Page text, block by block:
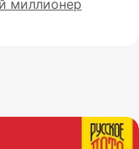
миллионер